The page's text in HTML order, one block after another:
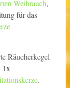
Weihrauch,
für das
Räucherkegel
1x
.